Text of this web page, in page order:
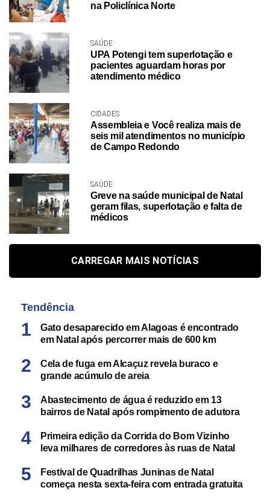
na Policlínica Norte
SAÚDE
UPA Potengi tem superlotação e
pacientes aguardam horas por
atendimento médico
CIDADES
Assembleia e Você realiza mais de
seis mil atendimentos no município
de Campo Redondo
SAÚDE
Greve na saúde municipal de Natal
geram filas, superlotação e falta de
médicos
CARREGAR MAIS NOTÍCIAS
Tendência
Gato desaparecido em Alagoas é encontrado
em Natal após percorrer mais de 600 km
Cela de fuga em Alcaçuz revela buraco e
grande acúmulo de areia
Abastecimento de água é reduzido em 13
bairros de Natal após rompimento de adutora
Primeira edição da Corrida do Bom Vizinho
leva milhares de corredores às ruas de Natal
Festival de Quadrilhas Juninas de Natal
começa nesta sexta-feira com entrada gratuita